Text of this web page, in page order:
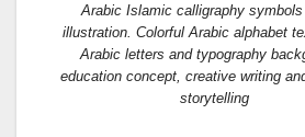
Arabic Islamic calligraphy
illustration. Colorful Arabic alphabet
Arabic letters and typography
education concept, creative writing
storytelling